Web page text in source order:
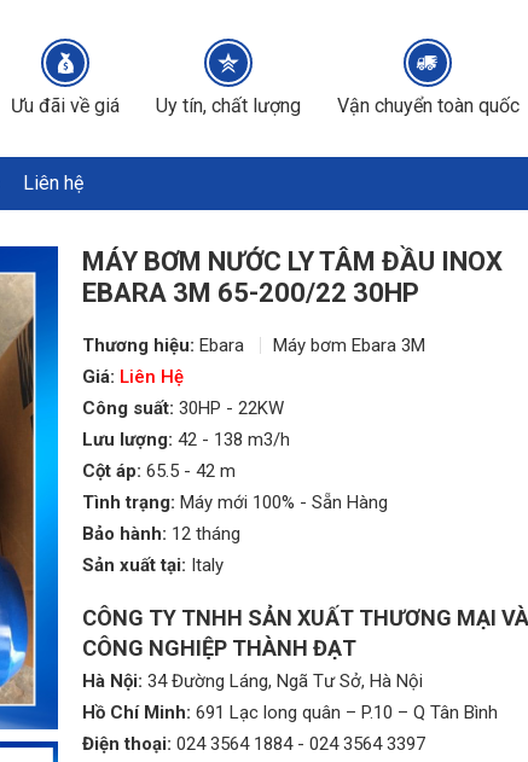
Ưu đãi về giá Uy tín, chất lượng Vận chuyển toàn quốc
Liên hệ
MÁY BƠM NƯỚC LY TÂM ĐẦU INOX
EBARA 3M 65-200/22 30HP
Thương hiệu: Ebara
Máy bơm Ebara 3M
Giá: Liên Hệ
Công suất: 30HP - 22KW
Lưu lượng: 42 - 138 m3/h
Cột áp: 65.5 - 42 m
Tình trạng: Máy mới 100% - Sẵn Hàng
Bảo hành: 12 tháng
Sản xuất tại: Italy
CÔNG TY TNHH SẢN XUẤT THƯƠNG MẠI VÀ
CÔNG NGHIỆP THÀNH ĐẠT
Hà Nội: 34 Đường Láng, Ngã Tư Sở, Hà Nội
Hồ Chí Minh: 691 Lạc long quân – P.10 – Q Tân Bình
Điện thoại: 024 3564 1884- 024 3564 3397